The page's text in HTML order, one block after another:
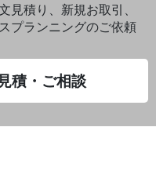
見積り、新規お取引、
プランニングのご依頼
積・ご相談